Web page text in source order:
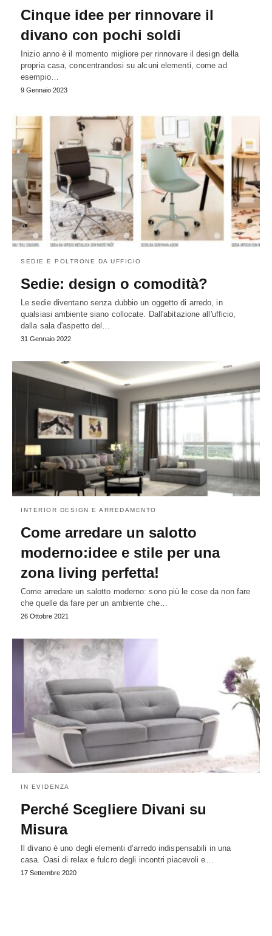
Cinque idee per rinnovare il
divano con pochi soldi
Inizio anno è il momento migliore per rinnovare il design della
propria casa, concentrandosi su alcuni elementi, come ad
esempio…
9 Gennaio 2023
SEDIE E POLTRONE DA UFFICIO
Sedie: design o comodità?
Le sedie diventano senza dubbio un oggetto di arredo, in
qualsiasi ambiente siano collocate. Dall'abitazione all'ufficio,
dalla sala d'aspetto del…
31 Gennaio 2022
INTERIOR DESIGN E ARREDAMENTO
Come arredare un salotto
moderno:idee e stile per una
zona living perfetta!
Come arredare un salotto moderno: sono più le cose da non fare
che quelle da fare per un ambiente che…
26 Ottobre 2021
IN EVIDENZA
Perché Scegliere Divani su
Misura
Il divano è uno degli elementi d’arredo indispensabili in una
casa. Oasi di relax e fulcro degli incontri piacevoli e…
17 Settembre 2020